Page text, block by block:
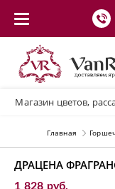
Магазин цветов,
Главная
ДРАЦЕНА
1 828 руб.